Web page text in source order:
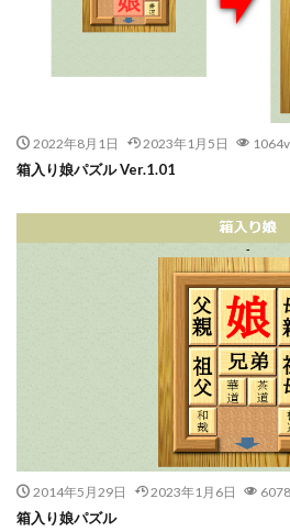
2022年8月1日 2023年1月5日
箱入り娘パズル Ver.1.01
2014年5月29日 2023年1月6日
箱入り娘パズル